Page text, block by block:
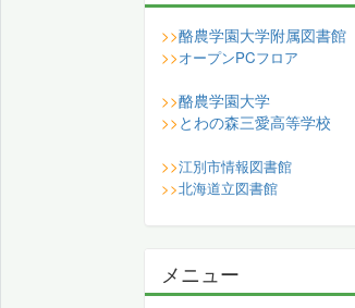
>>酪農学園大学附属図書館
>>オープンPCフロア
>>酪農学園大学
>> とわの森三愛高等学校
>>江別市情報図書館
>>北海道立図書館
メニュー